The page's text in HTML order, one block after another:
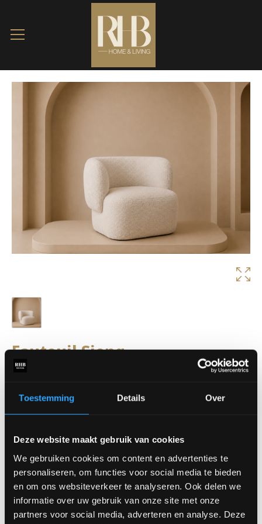
Toestemming Details Over
Deze website maakt gebruik van cookies
We gebruiken cookies om content en advertenties te
personaliseren, om functies voor social media te bieden
en om ons websiteverkeer te analyseren. Ook delen we
informatie over uw gebruik van onze site met onze
partners voor social media, adverteren en analyse. Deze
Fauteuil Sjeng
Fauteuil Sjeng valt direct op door zijn zachte, organische
is de ideale plek om heerlijk te ontspannen met een goed boek of
Afmetingen:
Breedte: 80 cm
Diepte: 80 cm
Rughoogte: 89 cm
Zithoogte: 50 cm
Verkrijgbaar in diverse stoffen.